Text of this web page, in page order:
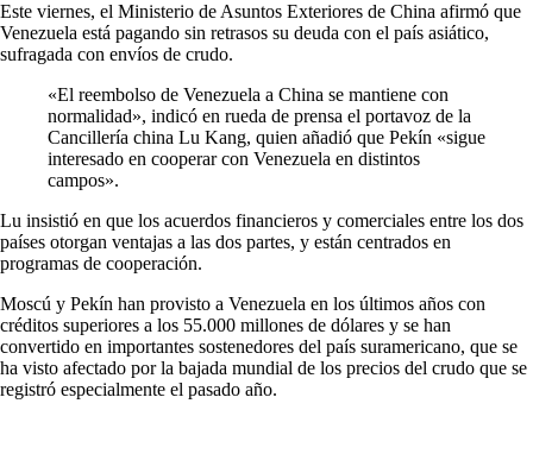
Este viernes, el Ministerio de Asuntos Exteriores de China afirmó que
Venezuela está pagando sin retrasos su deuda con el país asiático,
sufragada con envíos de crudo.
«El reembolso de Venezuela a China se mantiene con
normalidad», indicó en rueda de prensa el portavoz de la
Cancillería china Lu Kang, quien añadió que Pekín «sigue
interesado en cooperar con Venezuela en distintos
campos».
Lu insistió en que los acuerdos financieros y comerciales entre los dos
países otorgan ventajas a las dos partes, y están centrados en
programas de cooperación.
Moscú y Pekín han provisto a Venezuela en los últimos años con
créditos superiores a los 55.000 millones de dólares y se han
convertido en importantes sostenedores del país suramericano, que se
ha visto afectado por la bajada mundial de los precios del crudo que se
registró especialmente el pasado año.